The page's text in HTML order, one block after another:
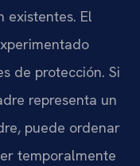
existentes. El
de protección. Si
representa un
puede ordenar
temporalmente